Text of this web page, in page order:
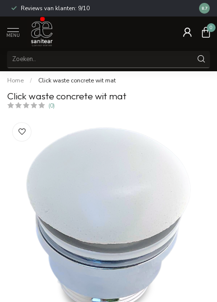
Reviews van klanten: 9/10 14
8.7
MENU
0
Home / Click waste concrete wit mat
Click waste concrete wit mat
(0)